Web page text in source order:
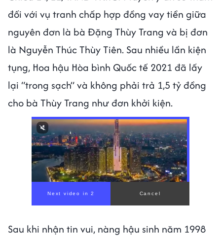
đối với vụ tranh chấp hợp đồng vay tiền giữa
nguyên đơn là bà Đặng Thùy Trang và bị đơn
là Nguyễn Thúc Thùy Tiên. Sau nhiều lần kiện
tụng, Hoa hậu Hòa bình Quốc tế 2021 đã lấy
lại “trong sạch” và không phải trả 1,5 tỷ đồng
cho bà Thùy Trang như đơn khởi kiện.
Sau khi nhận tin vui, nàng hậu sinh năm 1998